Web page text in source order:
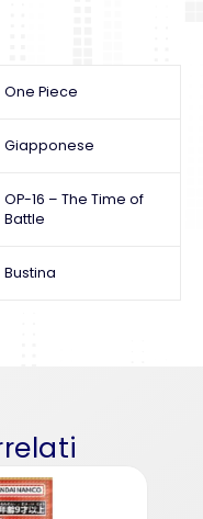
One Piece
Giapponese
OP-16 – The Time of
Battle
Bustina